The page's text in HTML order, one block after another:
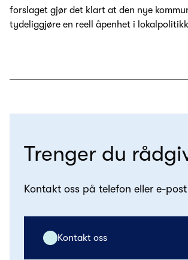
forslaget gjør det klart at den nye
tydeliggjøre en reell åpenhet i
Trenger du
Kontakt oss på telefon eller e-post
Kontakt oss